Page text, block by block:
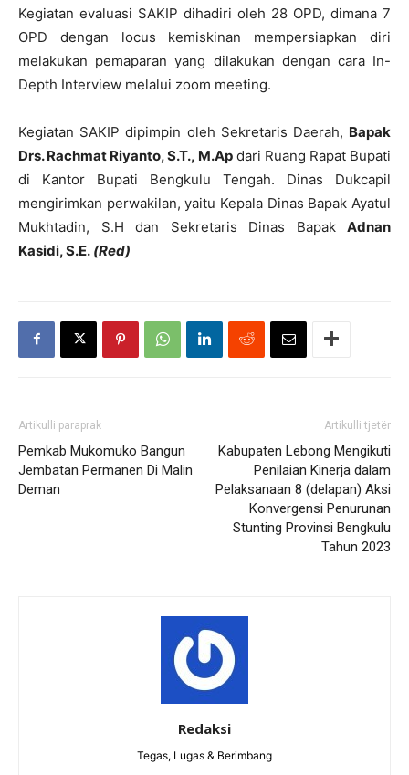
Kegiatan evaluasi SAKIP dihadiri oleh 28 OPD, dimana 7
OPD dengan locus kemiskinan mempersiapkan diri
melakukan pemaparan yang dilakukan dengan cara In-
Depth Interview melalui zoom meeting.
Kegiatan SAKIP dipimpin oleh Sekretaris Daerah, Bapak
Drs. Rachmat Riyanto, S.T., M.Apdari Ruang Rapat Bupati
di Kantor Bupati Bengkulu Tengah. Dinas Dukcapil
mengirimkan perwakilan, yaitu Kepala Dinas Bapak Ayatul
Mukhtadin, S.H dan Sekretaris Dinas Bapak Adnan
Kasidi, S.E. (Red)
Artikulli paraprak
Pemkab Mukomuko Bangun
Jembatan Permanen Di Malin
Deman
Artikulli tjetër
Kabupaten Lebong Mengikuti
Penilaian Kinerja dalam
Pelaksanaan 8 (delapan) Aksi
Konvergensi Penurunan
Stunting Provinsi Bengkulu
Tahun 2023
Redaksi
Tegas, Lugas & Berimbang